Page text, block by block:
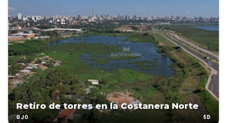
Retiro de torres en la Costanera Norte
OJO 5D